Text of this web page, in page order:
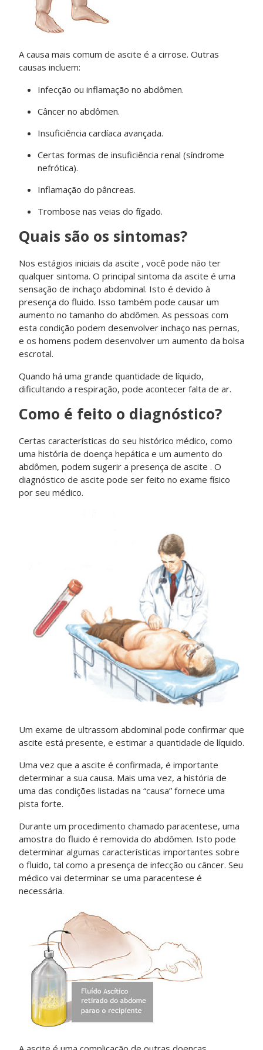
A causa mais comum de ascite é a cirrose. Outras
causas incluem:
Infecção ou inflamação no abdômen.
Câncer no abdômen.
Insuficiência cardíaca avançada.
Certas formas de insuficiência renal (síndrome
nefrótica).
Inflamação do pâncreas.
Trombose nas veias do fígado.
Quais são os sintomas?
Nos estágios iniciais da ascite , você pode não ter
qualquer sintoma. O principal sintoma da ascite é uma
sensação de inchaço abdominal. Isto é devido à
presença do fluido. Isso também pode causar um
aumento no tamanho do abdômen. As pessoas com
esta condição podem desenvolver inchaço nas pernas,
e os homens podem desenvolver um aumento da bolsa
escrotal.
Quando há uma grande quantidade de líquido,
dificultando a respiração, pode acontecer falta de ar.
Como é feito o diagnóstico?
Certas características do seu histórico médico, como
uma história de doença hepática e um aumento do
abdômen, podem sugerir a presença de ascite . O
diagnóstico de ascite pode ser feito no exame físico
por seu médico.
Um exame de ultrassom abdominal pode confirmar que
ascite está presente, e estimar a quantidade de líquido.
Uma vez que a ascite é confirmada, é importante
determinar a sua causa. Mais uma vez, a história de
uma das condições listadas na “causa” fornece uma
pista forte.
Durante um procedimento chamado paracentese, uma
amostra do fluido é removida do abdômen. Isto pode
determinar algumas características importantes sobre
o fluido, tal como a presença de infecção ou câncer. Seu
médico vai determinar se uma paracentese é
necessária.